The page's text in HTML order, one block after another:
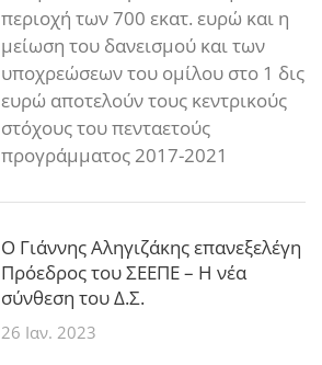
περιοχή των 700 εκατ. ευρώ και η
μείωση του δανεισμού και των
υποχρεώσεων του ομίλου στο 1 δις
ευρώ αποτελούν τους κεντρικούς
στόχους του πενταετούς
προγράμματος 2017-2021
Ο Γιάννης Αληγιζάκης επανεξελέγη
Πρόεδρος του ΣΕΕΠΕ – Η νέα
σύνθεση του Δ.Σ.
26 Ιαν. 2023